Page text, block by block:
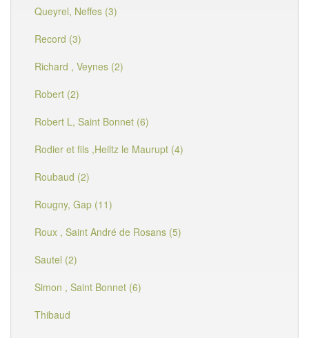
Queyrel, Neffes (3)
Record (3)
Richard , Veynes (2)
Robert (2)
Robert L, Saint Bonnet (6)
Rodier et fils ,Heiltz le Maurupt (4)
Roubaud (2)
Rougny, Gap (11)
Roux , Saint André de Rosans (5)
Sautel (2)
Simon , Saint Bonnet (6)
Thibaud